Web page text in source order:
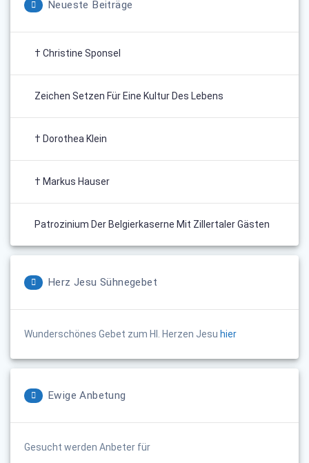
Neueste Beiträge
† Christine Sponsel
Zeichen Setzen Für Eine Kultur Des Lebens
† Dorothea Klein
† Markus Hauser
Patrozinium Der Belgierkaserne Mit Zillertaler Gästen
Herz Jesu Sühnegebet
Wunderschönes Gebet zum Hl. Herzen Jesu hier
Ewige Anbetung
Gesucht werden Anbeter für